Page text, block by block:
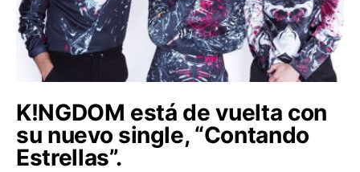
K!NGDOM está de vuelta con
su nuevo single, “Contando
Estrellas”.